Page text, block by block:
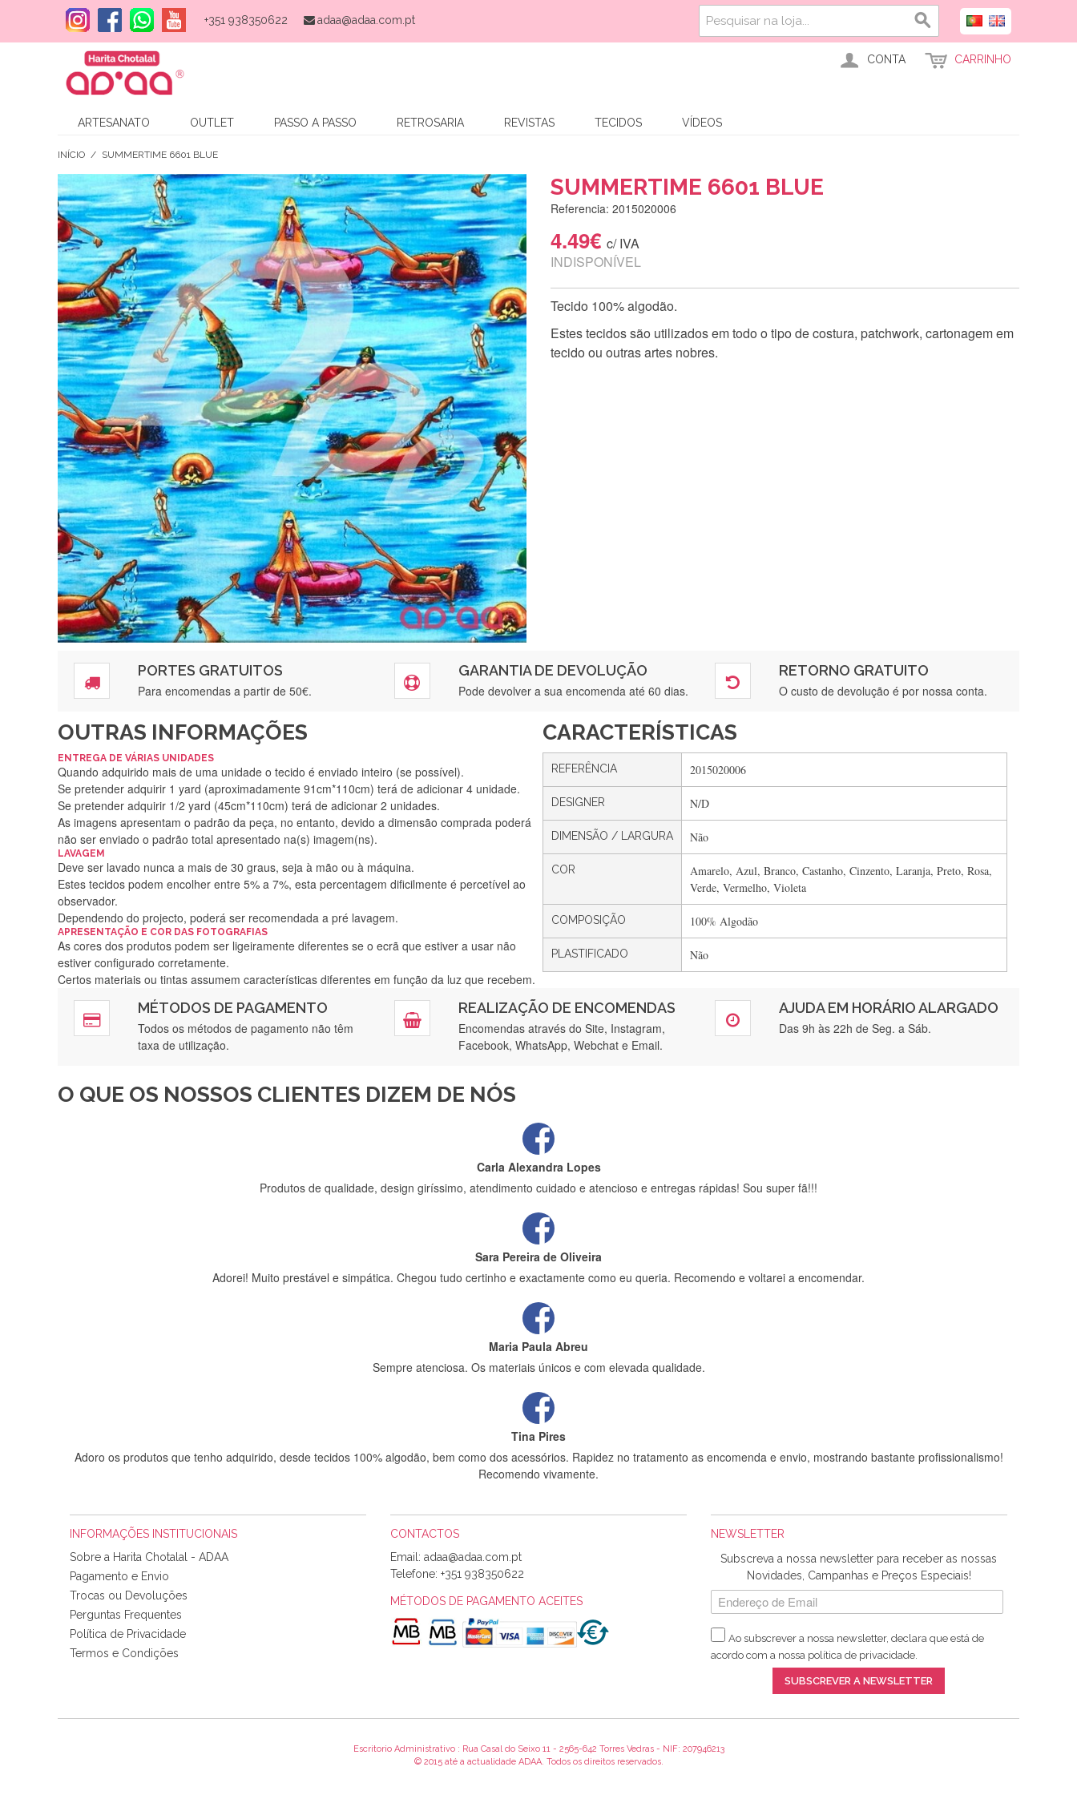
+351 938350622 adaa@adaa.com.pt
CONTA CARRINHO
ARTESANATO OUTLET PASSO A PASSO RETROSARIA REVISTAS TECIDOS VÍDEOS
INÍCIO / SUMMERTIME 6601 BLUE
SUMMERTIME 6601 BLUE
Referencia: 2015020006
4.49€ c/ IVA
INDISPONÍVEL
Tecido 100% algodão.
Estes tecidos são utilizados em todo o tipo de costura, patchwork, cartonagem em
tecido ou outras artes nobres.
PORTES GRATUITOS
Para encomendas a partir de 50€.
GARANTIA DE DEVOLUÇÃO
Pode devolver a sua encomenda até 60 dias.
RETORNO GRATUITO
O custo de devolução é por nossa conta.
OUTRAS INFORMAÇÕES
ENTREGA DE VÁRIAS UNIDADES
Quando adquirido mais de uma unidade o tecido é enviado inteiro (se possível).
Se pretender adquirir 1 yard (aproximadamente 91cm*110cm) terá de adicionar 4 unidade.
Se pretender adquirir 1/2 yard (45cm*110cm) terá de adicionar 2 unidades.
As imagens apresentam o padrão da peça, no entanto, devido a dimensão comprada poderá
não ser enviado o padrão total apresentado na(s) imagem(ns).
LAVAGEM
Deve ser lavado nunca a mais de 30 graus, seja à mão ou à máquina.
Estes tecidos podem encolher entre 5% a 7%, esta percentagem dificilmente é percetível ao
observador.
Dependendo do projecto, poderá ser recomendada a pré lavagem.
APRESENTAÇÃO E COR DAS FOTOGRAFIAS
As cores dos produtos podem ser ligeiramente diferentes se o ecrã que estiver a usar não
estiver configurado corretamente.
Certos materiais ou tintas assumem características diferentes em função da luz que recebem.
CARACTERÍSTICAS
REFERÊNCIA 2015020006
DESIGNER N/D
DIMENSÃO / LARGURA Não
COR
Amarelo, Azul, Branco, Castanho, Cinzento, Laranja, Preto, Rosa,
Verde, Vermelho, Violeta
COMPOSIÇÃO 100% Algodão
PLASTIFICADO Não
MÉTODOS DE PAGAMENTO
Todos os métodos de pagamento não têm
taxa de utilização.
REALIZAÇÃO DE ENCOMENDAS
Encomendas através do Site, Instagram,
Facebook, WhatsApp, Webchat e Email.
AJUDA EM HORÁRIO ALARGADO
Das 9h às 22h de Seg. a Sáb.
O QUE OS NOSSOS CLIENTES DIZEM DE NÓS
Silvia Lopes
Encomenda direitinha. Rapidez e segurança. Volto a encomendar.
Gostei ,Serviço bastante rápido. recomendo
Filipa Freire
Rápido, atendimento 5*. Hoje chegará a segunda encomenda feita de muitas certamente❤️
Recebi a minha encomenda, rápida entrega e vinha muito bem protegida para o transporte, muito obrigada , serviço 5 estrelas
Carla Alexandra Lopes
Produtos de qualidade, design giríssimo, atendimento cuidado e atencioso e entregas rápidas! Sou super fã!!!
Sara Pereira de Oliveira
Adorei! Muito prestável e simpática. Chegou tudo certinho e exactamente como eu queria. Recomendo e voltarei a encomendar.
Maria Paula Abreu
Sempre atenciosa. Os materiais únicos e com elevada qualidade.
Tina Pires
Adoro os produtos que tenho adquirido, desde tecidos 100% algodão, bem como dos acessórios. Rapidez no tratamento as encomenda e envio, mostrando bastante profissionalismo!
Recomendo vivamente.
Sílvia Maria Bernardino Mestre
Informo que recebi hoje a encomenda, gostei muito dos tecidos.
Rosa Medeiros
Tudo chegou em condições, pois os produtos vieram muito bem acondicionados. Estou plenamente satisfeita com os produtos adquiridos. Relativamente à bolsa, tem um tecido com um
padrão e cores muito bonitas e a execução está perfeitíssima. Futuramente penso voltar a comprar na vossa loja, têm excelentes artigos a um preço muito justo. A expedição da
Alexandra Morais
INFORMAÇÕES INSTITUCIONAIS
Sobre a Harita Chotalal - ADAA
Pagamento e Envio
Trocas ou Devoluções
Perguntas Frequentes
Política de Privacidade
Termos e Condições
CONTACTOS
Email:
Telefone: +351 938350622
MÉTODOS DE PAGAMENTO ACEITES
NEWSLETTER
Subscreva a nossa newsletter para receber as nossas
Novidades, Campanhas e Preços Especiais!
Ao subscrever a nossa newsletter, declara que está de
acordo com a nossa política de privacidade.
SUBSCREVER A NEWSLETTER
Escritorio Administrativo : Rua Casal do Seixo 11 - 2565-642 Torres Vedras - NIF: 207946213
© 2015 até a actualidade ADAA. Todos os direitos reservados.